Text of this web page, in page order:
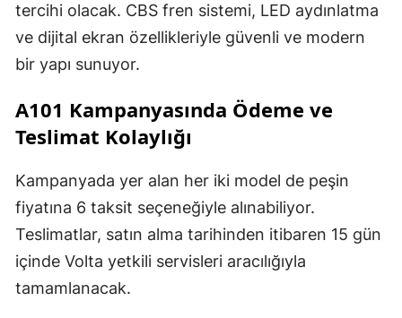
tercihi olacak. CBS fren sistemi, LED aydınlatma
ve dijital ekran özellikleriyle güvenli ve modern
bir yapı sunuyor.
A101 Kampanyasında Ödeme ve
Teslimat Kolaylığı
Kampanyada yer alan her iki model de peşin
fiyatına 6 taksit seçeneğiyle alınabiliyor.
Teslimatlar, satın alma tarihinden itibaren 15 gün
içinde Volta yetkili servisleri aracılığıyla
tamamlanacak.